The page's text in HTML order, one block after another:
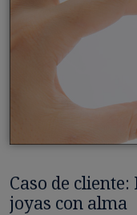
Caso de
joyas con alma